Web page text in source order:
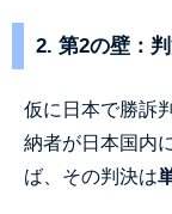
2. 第2の壁：
仮に日本で勝訴
納者が日本国内
ば、その判決は